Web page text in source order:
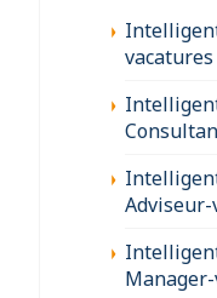
vacatures